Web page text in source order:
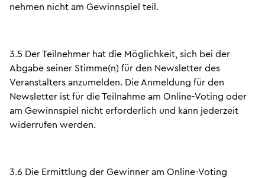
nehmen nicht am Gewinnspiel teil.
3.5 Der Teilnehmer hat die Möglichkeit, sich bei der
Abgabe seiner Stimme(n) für den Newsletter des
Veranstalters anzumelden. Die Anmeldung für den
Newsletter ist für die Teilnahme am Online-Voting oder
am Gewinnspiel nicht erforderlich und kann jederzeit
widerrufen werden.
3.6 Die Ermittlung der Gewinner am Online-Voting